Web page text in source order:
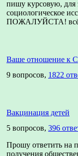
пишу курсовую, для
социологическое
ПОЖАЛУЙСТА! всё
Ваше отношение к
9 вопросов, 1822
Вакцинация детей
5 вопросов, 396
Прошу ответить на
получения